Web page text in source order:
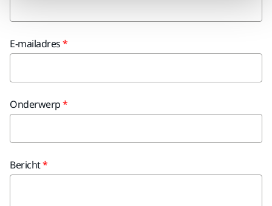
E-mailadres
Onderwerp
Bericht